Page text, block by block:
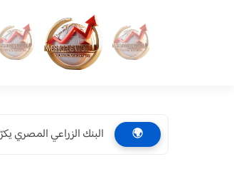
🌍 البنك الزراعي المصري